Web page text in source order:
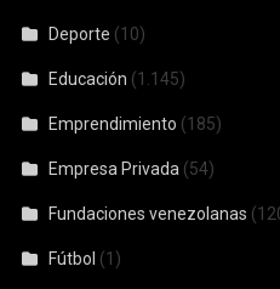
Deporte (10)
Educación (1.145)
Emprendimiento (185)
Empresa Privada (54)
Fundaciones venezolanas
Fútbol (1)